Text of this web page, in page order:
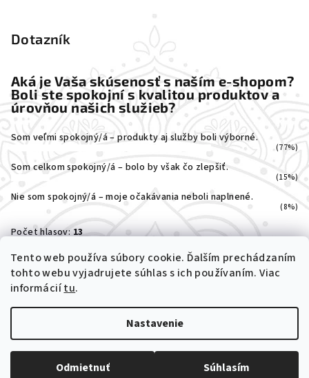
Tento web používa súbory cookie. Ďalším prechádzaním
tohto webu vyjadrujete súhlas s ich používaním. Viac
informáciítu.
Nastavenie
Odmietnuť Súhlasím
Dotazník
Aká je Vaša skúsenosť s naším e-shopom?
Boli ste spokojní s kvalitou produktov a
úrovňou našich služieb?
Som veľmi spokojný/á – produkty aj služby boli výborné.
(77%)
Som celkom spokojný/á – bolo by však čo zlepšiť.
(15%)
Nie som spokojný/á – moje očakávania neboli naplnené.
(8%)
Počet hlasov:13
MEDIT-RAMI